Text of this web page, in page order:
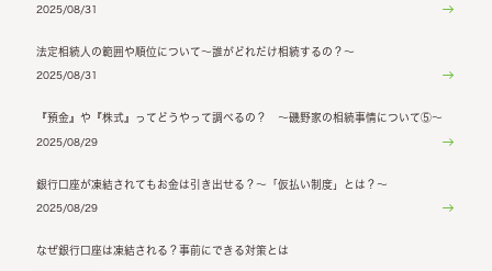
2025/08/31
法定相続人の範囲や順位について～誰がどれだけ相続するの？～
2025/08/31
『預金』や『株式』ってどうやって調べるの？ ～磯野家の相続事情について⑤～
2025/08/29
銀行口座が凍結されてもお金は引き出せる？～「仮払い制度」とは？～
2025/08/29
なぜ銀行口座は凍結される？事前にできる対策とは